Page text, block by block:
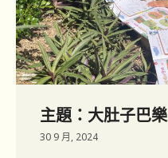
主題：大肚子巴樂
30 9 月, 2024